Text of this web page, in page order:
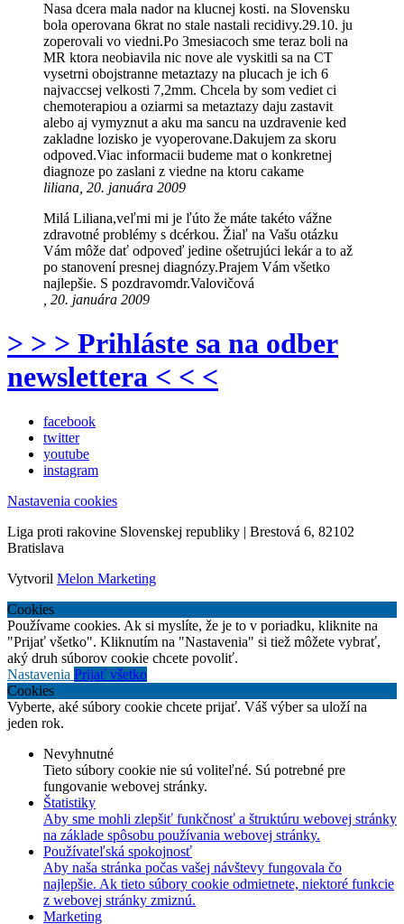
Nasa dcera mala nador na klucnej kosti. na Slovensku
bola operovana 6krat no stale nastali recidivy.29.10. ju
zoperovali vo viedni.Po 3mesiacoch sme teraz boli na
MR ktora neobiavila nic nove ale vyskitli sa na CT
vysetrni obojstranne metaztazy na plucach je ich 6
najvaccsej velkosti 7,2mm. Chcela by som vediet ci
chemoterapiou a oziarmi sa metaztazy daju zastavit
alebo aj vymyznut a aku ma sancu na uzdravenie ked
zakladne lozisko je vyoperovane.Dakujem za skoru
odpoved.Viac informacii budeme mat o konkretnej
diagnoze po zaslani z viedne na ktoru cakame
liliana, 20. januára 2009
Milá Liliana,veľmi mi je ľúto že máte takéto vážne
zdravotné problémy s dcérkou. Žiaľ na Vašu otázku
Vám môže dať odpoveď jedine ošetrujúci lekár a to až
po stanovení presnej diagnózy.Prajem Vám všetko
najlepšie. S pozdravomdr.Valovičová
, 20. januára 2009
> > > Prihláste sa na odber
newslettera < < <
facebook
twitter
youtube
instagram
Nastavenia cookies
Liga proti rakovine Slovenskej republiky | Brestová 6, 82102
Bratislava
Vytvoril Melon Marketing
Cookies
Používame cookies. Ak si myslíte, že je to v poriadku, kliknite na
"Prijať všetko". Kliknutím na "Nastavenia" si tiež môžete vybrať,
aký druh súborov cookie chcete povoliť.
Nastavenia Prijať všetko
Cookies
Vyberte, aké súbory cookie chcete prijať. Váš výber sa uloží na
jeden rok.
Nevyhnutné
Tieto súbory cookie nie sú voliteľné. Sú potrebné pre
fungovanie webovej stránky.
Štatistiky
Aby sme mohli zlepšiť funkčnosť a štruktúru webovej stránky
na základe spôsobu používania webovej stránky.
Používateľská spokojnosť
Aby naša stránka počas vašej návštevy fungovala čo
najlepšie. Ak tieto súbory cookie odmietnete, niektoré funkcie
z webovej stránky zmiznú.
Marketing